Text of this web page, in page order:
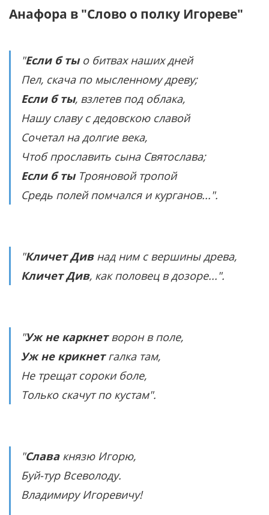
Анафора в "Слово о полку Игореве"
"Если б тыо битвах наших дней
Пел, скача по мысленному древу;
Если б ты, взлетев под облака,
Нашу славу с дедовскою славой
Сочетал на долгие века,
Чтоб прославить сына Святослава;
Если б тыТрояновой тропой
Средь полей помчался и курганов...".
"Кличет Дивнад ним с вершины древа,
Кличет Див, как половец в дозоре...".
"Уж не каркнетворон в поле,
Уж не крикнетгалка там,
Не трещат сороки боле,
Только скачут по кустам".
"Слава князю Игорю,
Буй-тур Всеволоду.
Владимиру Игоревичу!